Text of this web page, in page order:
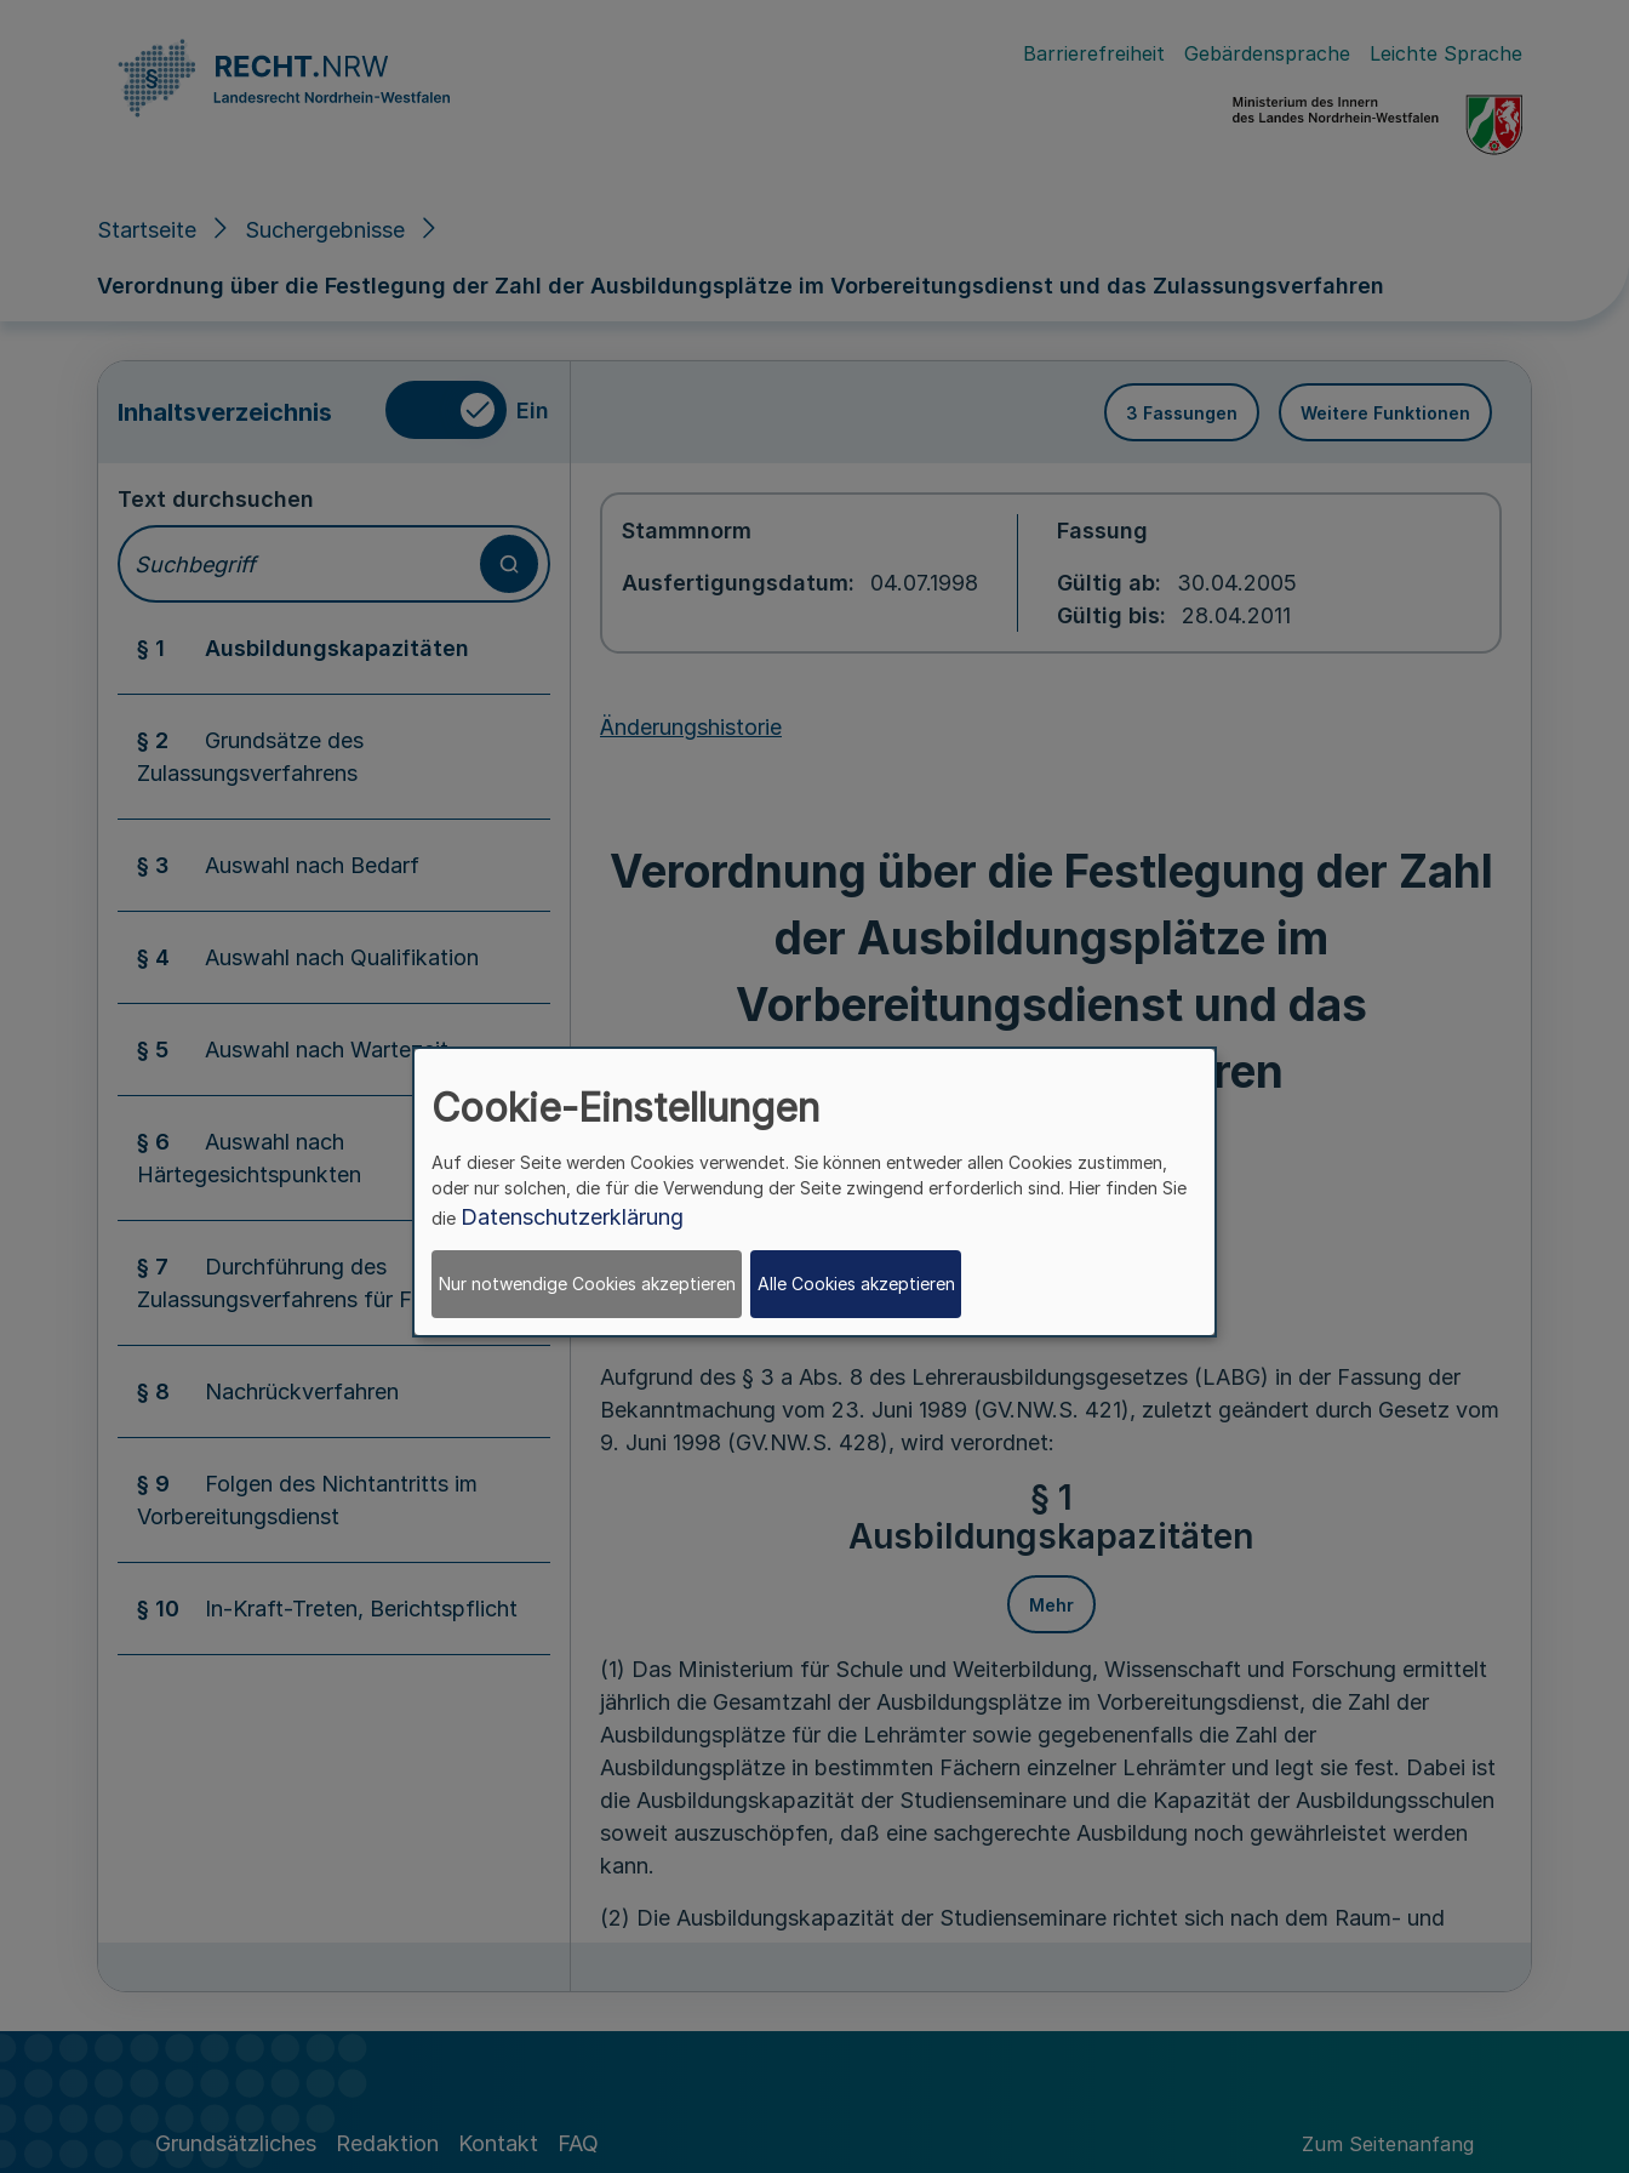
Barrierefreiheit Gebärdensprache Leichte Sprache
Startseite Suchergebnisse
Verordnung über die Festlegung der Zahl der Ausbildungsplätze im Vorbereitungsdienst und das Zulassungsverfahren
Inhaltsverzeichnis Ein 3 Fassungen Weitere Funktionen
Text durchsuchen
§ 1 Ausbildungskapazitäten
§ 2
Grundsätze des
Zulassungsverfahrens
§ 3 Auswahl nach Bedarf
§ 4 Auswahl nach Qualifikation
§ 5 Auswahl nach Wartezeit
§ 6
Auswahl nach
Härtegesichtspunkten
§ 7
Durchführung des
Zulassungsverfahrens für Fächer
§ 8 Nachrückverfahren
§ 9
Folgen des Nichtantritts im
Vorbereitungsdienst
§ 10 In-Kraft-Treten, Berichtspflicht
Stammnorm
Ausfertigungsdatum 04.07.1998
Fassung
Gültig ab
30.04.2005
Gültig bis
28.04.2011
Änderungshistorie
Verordnung über die Festlegung der Zahl
der Ausbildungsplätze im
Vorbereitungsdienst und das
Zulassungsverfahren
Aufgrund des § 3 a Abs. 8 des Lehrerausbildungsgesetzes (LABG) in der Fassung der
Bekanntmachung vom 23. Juni 1989 (GV.NW.S. 421), zuletzt geändert durch Gesetz vom
9. Juni 1998 (GV.NW.S. 428), wird verordnet:
§ 1
Ausbildungskapazitäten
Mehr
(1) Das Ministerium für Schule und Weiterbildung, Wissenschaft und Forschung ermittelt
jährlich die Gesamtzahl der Ausbildungsplätze im Vorbereitungsdienst, die Zahl der
Ausbildungsplätze für die Lehrämter sowie gegebenenfalls die Zahl der
Ausbildungsplätze in bestimmten Fächern einzelner Lehrämter und legt sie fest. Dabei ist
die Ausbildungskapazität der Studienseminare und die Kapazität der Ausbildungsschulen
soweit auszuschöpfen, daß eine sachgerechte Ausbildung noch gewährleistet werden
kann.
(2) Die Ausbildungskapazität der Studienseminare richtet sich nach dem Raum- und
Lehramtsanwärterinnen und Lehramtsanwärter zu deckenden Unterrichtsbedarf.
Grundsätzliches Redaktion Kontakt FAQ Zum Seitenanfang
Cookie-Einstellungen
Auf dieser Seite werden Cookies verwendet. Sie können entweder allen Cookies zustimmen,
oder nur solchen, die für die Verwendung der Seite zwingend erforderlich sind. Hier finden Sie
die Datenschutzerklärung
Nur notwendige Cookies akzeptieren Alle Cookies akzeptieren